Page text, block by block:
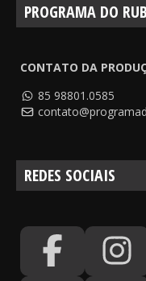
PROGRAMA DO
CONTATO DA
85 98801.0585
REDES SOCIAIS